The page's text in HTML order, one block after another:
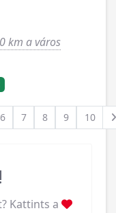
km a város
6 7 8 9 10
Kattints a